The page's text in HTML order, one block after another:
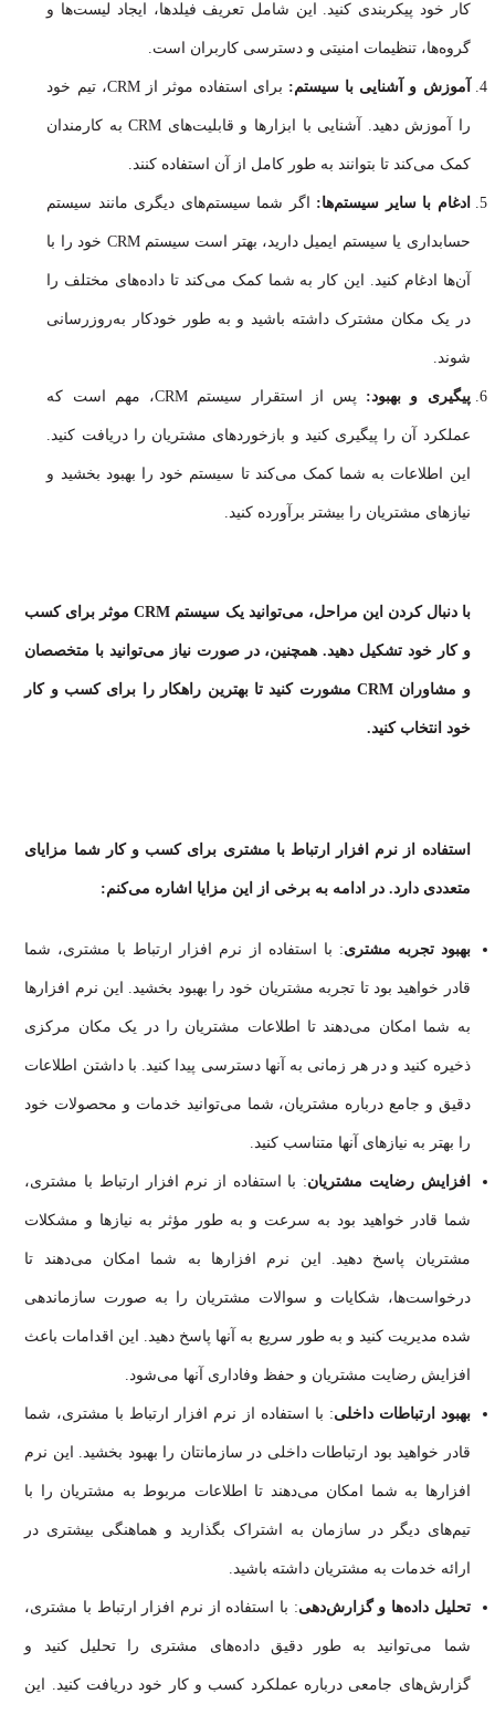
کار خود پیکربندی کنید. این شامل تعریف فیلدها، ایجاد لیست‌ها و
گروه‌ها، تنظیمات امنیتی و دسترسی کاربران است.
آموزش و آشنایی با سیستم: برای استفاده موثر از CRM، تیم خود
را آموزش دهید. آشنایی با ابزارها و قابلیت‌های CRM به کارمندان
کمک می‌کند تا بتوانند به طور کامل از آن استفاده کنند.
ادغام با سایر سیستم‌ها: اگر شما سیستم‌های دیگری مانند سیستم
حسابداری یا سیستم ایمیل دارید، بهتر است سیستم CRM خود را با
آن‌ها ادغام کنید. این کار به شما کمک می‌کند تا داده‌های مختلف را
در یک مکان مشترک داشته باشید و به طور خودکار به‌روزرسانی
شوند.
پیگیری و بهبود: پس از استقرار سیستم CRM، مهم است که
عملکرد آن را پیگیری کنید و بازخوردهای مشتریان را دریافت کنید.
این اطلاعات به شما کمک می‌کند تا سیستم خود را بهبود بخشید و
نیازهای مشتریان را بیشتر برآورده کنید.
با دنبال کردن این مراحل، می‌توانید یک سیستم CRM موثر برای کسب
و کار خود تشکیل دهید. همچنین، در صورت نیاز می‌توانید با متخصصان
و مشاوران CRM مشورت کنید تا بهترین راهکار را برای کسب و کار
خود انتخاب کنید.
استفاده از نرم افزار ارتباط با مشتری برای کسب و کار شما مزایای
متعددی دارد. در ادامه به برخی از این مزایا اشاره می‌کنم:
بهبود تجربه مشتری: با استفاده از نرم افزار ارتباط با مشتری، شما
قادر خواهید بود تا تجربه مشتریان خود را بهبود بخشید. این نرم افزارها
به شما امکان می‌دهند تا اطلاعات مشتریان را در یک مکان مرکزی
ذخیره کنید و در هر زمانی به آنها دسترسی پیدا کنید. با داشتن اطلاعات
دقیق و جامع درباره مشتریان، شما می‌توانید خدمات و محصولات خود
را بهتر به نیازهای آنها متناسب کنید.
افزایش رضایت مشتریان: با استفاده از نرم افزار ارتباط با مشتری،
شما قادر خواهید بود به سرعت و به طور مؤثر به نیازها و مشکلات
مشتریان پاسخ دهید. این نرم افزارها به شما امکان می‌دهند تا
درخواست‌ها، شکایات و سوالات مشتریان را به صورت سازماندهی
شده مدیریت کنید و به طور سریع به آنها پاسخ دهید. این اقدامات باعث
افزایش رضایت مشتریان و حفظ وفاداری آنها می‌شود.
بهبود ارتباطات داخلی: با استفاده از نرم افزار ارتباط با مشتری، شما
قادر خواهید بود ارتباطات داخلی در سازمانتان را بهبود بخشید. این نرم
افزارها به شما امکان می‌دهند تا اطلاعات مربوط به مشتریان را با
تیم‌های دیگر در سازمان به اشتراک بگذارید و هماهنگی بیشتری در
ارائه خدمات به مشتریان داشته باشید.
تحلیل داده‌ها و گزارش‌دهی: با استفاده از نرم افزار ارتباط با مشتری،
شما می‌توانید به طور دقیق داده‌های مشتری را تحلیل کنید و
گزارش‌های جامعی درباره عملکرد کسب و کار خود دریافت کنید. این